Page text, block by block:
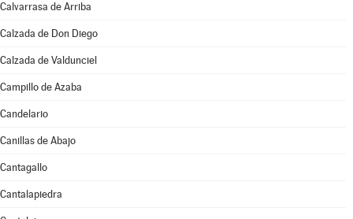
Calvarrasa de Arriba
Calzada de Don Diego
Calzada de Valdunciel
Campillo de Azaba
Candelario
Canillas de Abajo
Cantagallo
Cantalapiedra